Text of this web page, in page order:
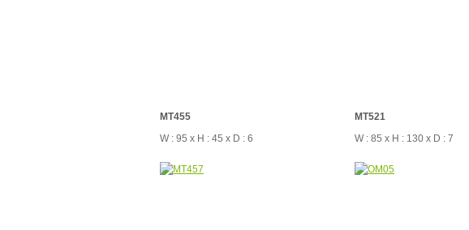
MT455
W : 95 x H : 45 x D : 6
MT521
W : 85 x H : 130 x D : 7